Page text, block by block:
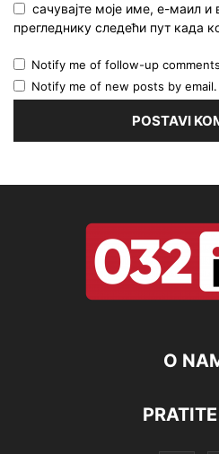
сачувајте моје име, е-маил и
прегледнику следећи пут када
Notify me of follow-up
Notify me of new posts by email.
O